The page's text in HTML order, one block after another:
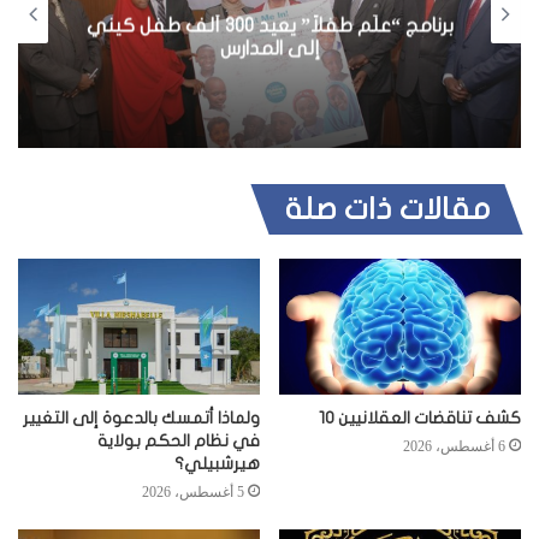
و
ي
ب
برنامج “علّم طفلاً” يعيد 300 ألف طفل كيني
إلى المدارس
مقالات ذات صلة
كشف تناقضات العقلانيين 10
6 أغسطس، 2026
ولماذا أتمسك بالدعوة إلى التغيير
في نظام الحكم بولاية
هيرشبيلي؟
5 أغسطس، 2026